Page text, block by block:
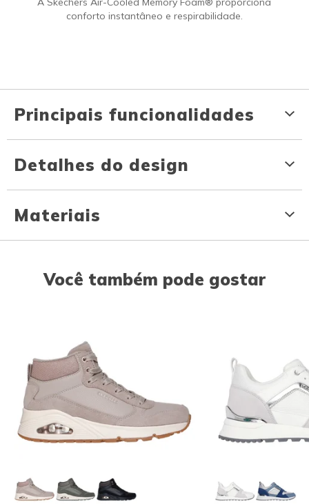
conforto instantâneo e respirabilidade.
Principais funcionalidades
Detalhes do design
Materiais
Você também pode gostar